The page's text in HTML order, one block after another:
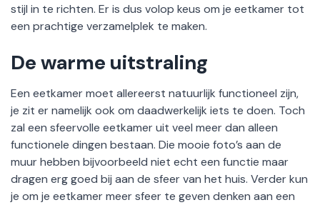
stijl in te richten. Er is dus volop keus om je eetkamer tot
een prachtige verzamelplek te maken.
De warme uitstraling
Een eetkamer moet allereerst natuurlijk functioneel zijn,
je zit er namelijk ook om daadwerkelijk iets te doen. Toch
zal een sfeervolle eetkamer uit veel meer dan alleen
functionele dingen bestaan. Die mooie foto’s aan de
muur hebben bijvoorbeeld niet echt een functie maar
dragen erg goed bij aan de sfeer van het huis. Verder kun
je om je eetkamer meer sfeer te geven denken aan een